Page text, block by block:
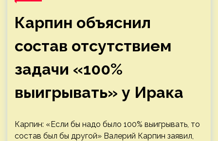
Карпин объяснил
состав отсутствием
задачи «100%
выигрывать» у Ирака
Карпин: «Если бы надо было 100% выигрывать, то
состав был бы другой» Валерий Карпин заявил,